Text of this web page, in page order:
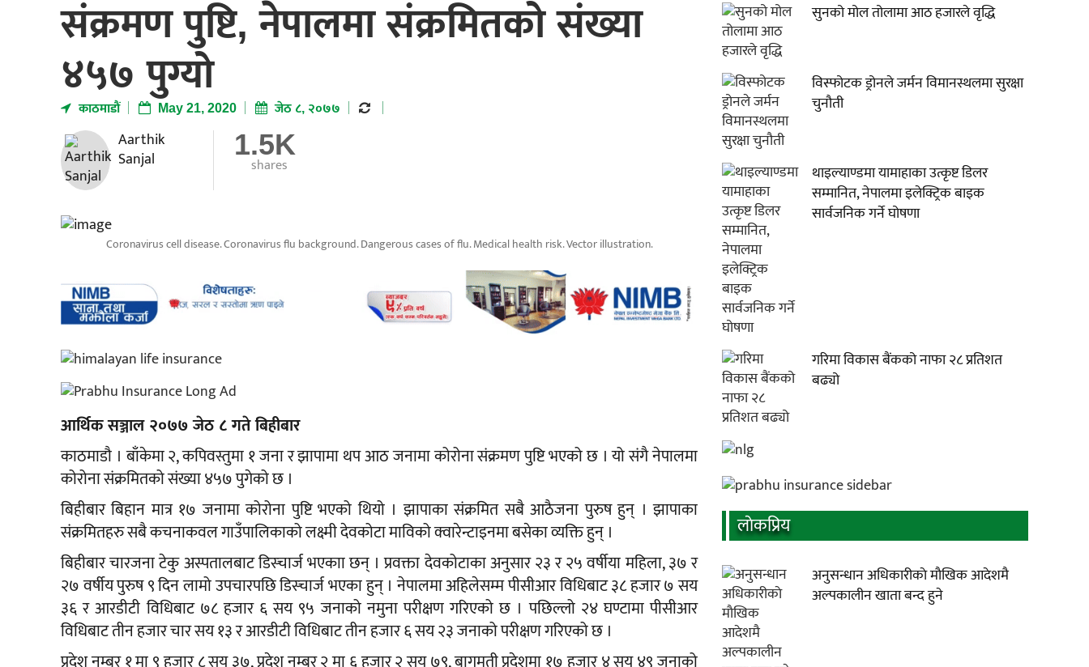
संक्रमण पुष्टि, नेपालमा संक्रमितको संख्या
४५७ पुग्यो
काठमाडाैं May 21, 2020 जेठ ८, २०७७
Aarthik
Sanjal
1.5K
shares
Coronavirus cell disease. Coronavirus flu background. Dangerous cases of flu. Medical health risk. Vector illustration.
आर्थिक सञ्जाल २०७७ जेठ ८ गते बिहीबार
काठमाडौ । बाँकेमा २, कपिवस्तुमा १ जना र झापामा थप आठ जनामा कोरोना संक्रमण पुष्टि भएको छ । यो संगै नेपालमा
कोरोना संक्रमितको संख्या ४५७ पुगेको छ ।
बिहीबार बिहान मात्र १७ जनामा कोरोना पुष्टि भएको थियो । झापाका संक्रमित सबै आठैजना पुरुष हुन् । झापाका
संक्रमितहरु सबै कचनाकवल गाउँपालिकाको लक्ष्मी देवकोटा माविको क्वारेन्टाइनमा बसेका व्यक्ति हुन् ।
बिहीबार चारजना टेकु अस्पतालबाट डिस्चार्ज भएकाा छन् । प्रवक्ता देवकोटाका अनुसार २३ र २५ वर्षीया महिला, ३७ र
२७ वर्षीय पुरुष ९ दिन लामो उपचारपछि डिस्चार्ज भएका हुन् । नेपालमा अहिलेसम्म पीसीआर विधिबाट ३८ हजार ७ सय
३६ र आरडीटी विधिबाट ७८ हजार ६ सय ९५ जनाको नमुना परीक्षण गरिएको छ । पछिल्लो २४ घण्टामा पीसीआर
विधिबाट तीन हजार चार सय १३ र आरडीटी विधिबाट तीन हजार ६ सय २३ जनाको परीक्षण गरिएको छ ।
सुनको मोल तोलामा आठ हजारले वृद्धि
विस्फोटक ड्रोनले जर्मन विमानस्थलमा सुरक्षा
चुनौती
थाइल्याण्डमा यामाहाका उत्कृष्ट डिलर
सम्मानित, नेपालमा इलेक्ट्रिक बाइक
सार्वजनिक गर्ने घोषणा
गरिमा विकास बैंकको नाफा २८ प्रतिशत
बढ्यो
लाेकप्रिय
अनुसन्धान अधिकारीकाे माैखिक आदेशमै
अल्पकालीन खाता बन्द हुने